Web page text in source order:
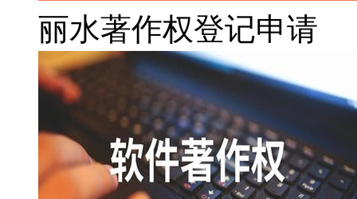
丽水著作权登记申请